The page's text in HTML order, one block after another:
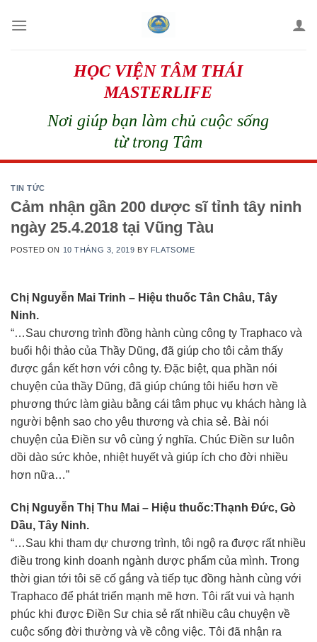
HỌC VIỆN TÂM THÁI
MASTERLIFE
Nơi giúp bạn làm chủ cuộc sống
từ trong Tâm
TIN TỨC
Cảm nhận gần 200 dược sĩ tỉnh tây ninh
ngày 25.4.2018 tại Vũng Tàu
POSTED ON 10 THÁNG 3, 2019 BY FLATSOME
Chị Nguyễn Mai Trinh – Hiệu thuốc Tân Châu, Tây
Ninh.
“…Sau chương trình đồng hành cùng công ty Traphaco và
buổi hội thảo của Thầy Dũng, đã giúp cho tôi cảm thấy
được gắn kết hơn với công ty. Đặc biệt, qua phần nói
chuyện của thầy Dũng, đã giúp chúng tôi hiểu hơn về
phương thức làm giàu bằng cái tâm phục vụ khách hàng là
người bệnh sao cho yêu thương và chia sẻ. Bài nói
chuyện của Điền sư vô cùng ý nghĩa. Chúc Điền sư luôn
dồi dào sức khỏe, nhiệt huyết và giúp ích cho đời nhiều
hơn nữa…”
Chị Nguyễn Thị Thu Mai – Hiệu thuốc:Thạnh Đức, Gò
Dầu, Tây Ninh.
“…Sau khi tham dự chương trình, tôi ngộ ra được rất nhiều
điều trong kinh doanh ngành dược phẩm của mình. Trong
thời gian tới tôi sẽ cố gắng và tiếp tục đồng hành cùng với
Traphaco để phát triển mạnh mẽ hơn. Tôi rất vui và hạnh
phúc khi được Điền Sư chia sẻ rất nhiều câu chuyện về
cuộc sống đời thường và về công việc. Tôi đã nhận ra